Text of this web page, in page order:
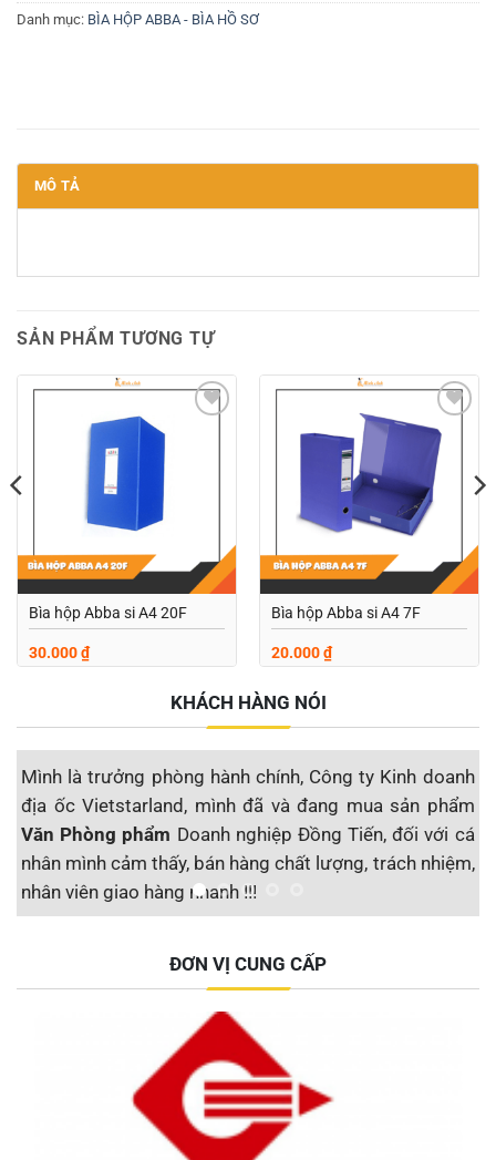
Danh mục: BÌA HỘP ABBA - BÌA HỒ SƠ
MÔ TẢ
SẢN PHẨM TƯƠNG TỰ
Bìa hộp Abba si A4 20F
30.000₫
Add to
wishlist
Bìa hộp Abba si A4 7F
20.000₫
KHÁCH HÀNG NÓI
Mình là trưởng phòng hành chính, Công ty Kinh doanh
địa ốc Vietstarland, mình đã và đang mua sản phẩm
Văn Phòng phẩm Doanh nghiệp Đồng Tiến, đối với cá
nhân mình cảm thấy, bán hàng chất lượng, trách nhiệm,
nhân viên giao hàng nhanh !!!
ĐƠN VỊ CUNG CẤP